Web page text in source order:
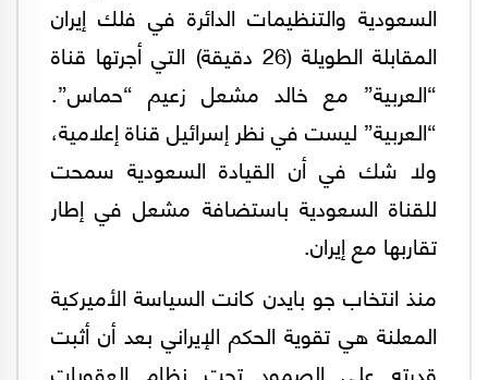
السعودية والتنظيمات الدائرة في فلك إيران
المقابلة الطويلة (26 دقيقة) التي أجرتها قناة
“العربية” مع خالد مشعل زعيم “حماس”.
“العربية” ليست في نظر إسرائيل قناة إعلامية،
ولا شك في أن القيادة السعودية سمحت
للقناة السعودية باستضافة مشعل في إطار
تقاربها مع إيران.
منذ انتخاب جو بايدن كانت السياسة الأميركية
المعلنة هي تقوية الحكم الإيراني بعد أن أثبت